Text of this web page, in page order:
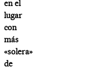
en el
lugar
con
más
«solera»
de